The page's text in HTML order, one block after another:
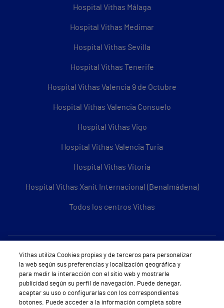
Hospital Vithas Málaga
Hospital Vithas Medimar
Hospital Vithas Sevilla
Hospital Vithas Tenerife
Hospital Vithas Valencia 9 de Octubre
Hospital Vithas Valencia Consuelo
Hospital Vithas Vigo
Hospital Vithas Valencia Turia
Hospital Vithas Vitoria
Hospital Vithas Xanit Internacional (Benalmádena)
Todos los centros Vithas
Sobre Vithas
Quiénes somos
Trabajar en Vithas
Vithas utiliza Cookies propias y de terceros para personalizar
la web según sus preferencias y localización geográfica y
para medir la interacción con el sitio web y mostrarle
publicidad según su perfil de navegación. Puede denegar,
aceptar su uso o configurarlas con los correspondientes
botones. Puede acceder a la información completa sobre